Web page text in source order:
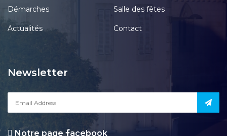
Démarches Salle des fêtes
Actualités Contact
Newsletter
Notre page acebook